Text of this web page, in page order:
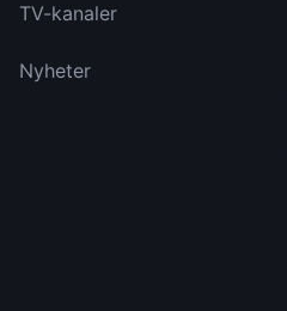
TV-kanaler
Nyheter